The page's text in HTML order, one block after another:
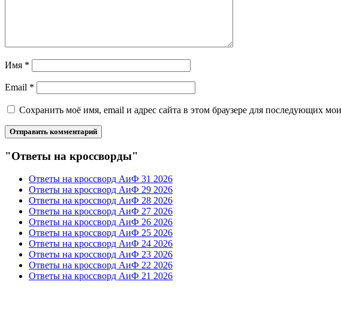
Имя *
Email *
Сохранить моё имя, email и адрес сайта в этом браузере для последующих
"Ответы на кроссворды"
Ответы на кроссворд АиФ 31 2026
Ответы на кроссворд АиФ 29 2026
Ответы на кроссворд АиФ 28 2026
Ответы на кроссворд АиФ 27 2026
Ответы на кроссворд АиФ 26 2026
Ответы на кроссворд АиФ 25 2026
Ответы на кроссворд АиФ 24 2026
Ответы на кроссворд АиФ 23 2026
Ответы на кроссворд АиФ 22 2026
Ответы на кроссворд АиФ 21 2026